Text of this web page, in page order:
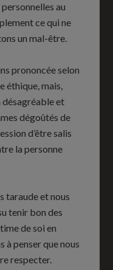
au
ce qui ne
un mal-être.
prononcée selon
éthique, mais,
désagréable et
dégoûtés de
d’être salis
la personne
taraude et nous
tenir bon des
de soi en
à penser que nous
respecter.